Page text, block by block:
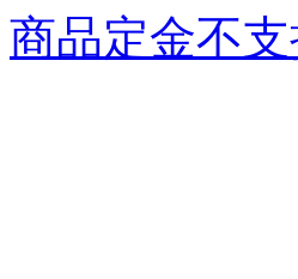
商品定金不